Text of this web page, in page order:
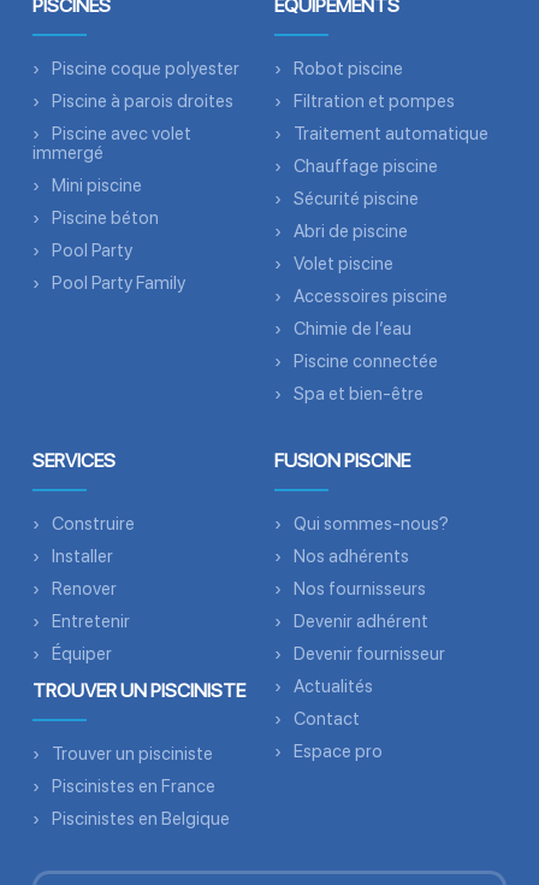
PISCINES
Piscine coque polyester
Piscine à parois droites
Piscine avec volet
immergé
Mini piscine
Piscine béton
Pool Party
Pool Party Family
ÉQUIPEMENTS
Robot piscine
Filtration et pompes
Traitement automatique
Chauffage piscine
Sécurité piscine
Abri de piscine
Volet piscine
Accessoires piscine
Chimie de l’eau
Piscine connectée
Spa et bien-être
SERVICES
Construire
Installer
Renover
Entretenir
Équiper
TROUVER UN PISCINISTE
Trouver un pisciniste
Piscinistes en France
Piscinistes en Belgique
FUSION PISCINE
Qui sommes-nous?
Nos adhérents
Nos fournisseurs
Devenir adhérent
Devenir fournisseur
Actualités
Contact
Espace pro